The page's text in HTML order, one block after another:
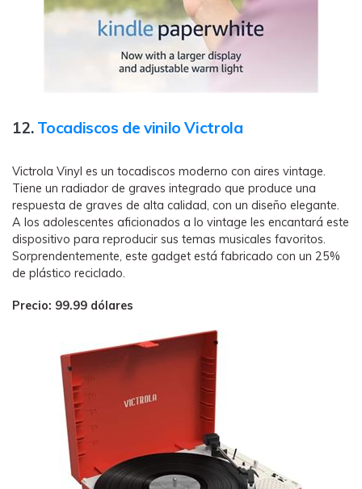
12. Tocadiscos de vinilo Victrola
Victrola Vinyl es un tocadiscos moderno con aires vintage.
Tiene un radiador de graves integrado que produce una
respuesta de graves de alta calidad, con un diseño elegante.
A los adolescentes aficionados a lo vintage les encantará este
dispositivo para reproducir sus temas musicales favoritos.
Sorprendentemente, este gadget está fabricado con un 25%
de plástico reciclado.
Precio: 99.99 dólares